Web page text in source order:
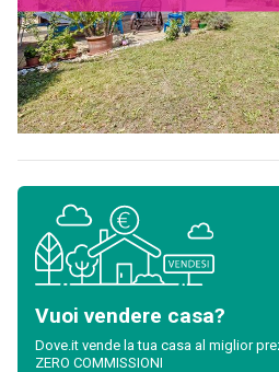
Vuoi vendere casa?
Dove.it vende la tua casa al miglior
ZERO COMMISSIONI